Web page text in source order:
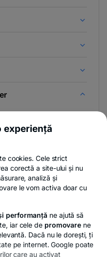
tab - opens in a new
Politica de cookies
Toate drepturile
experiență
cookies. Cele strict
corectă a site-ului și nu
analiză și
le vom activa doar cu
performanță ne ajută să
iar cele de promovare ne
Dacă nu le dorești, ți
pe internet. Google poate
care au activat